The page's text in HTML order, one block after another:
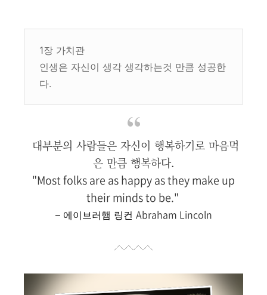
1장 가치관
인생은 자신이 생각 생각하는것 만큼 성공한
다.
대부분의 사람들은 자신이 행복하기로 마음먹
은 만큼 행복하다.
"Most folks are as happy as they make up
their minds to be."
– 에이브러햄 링컨 Abraham Lincoln